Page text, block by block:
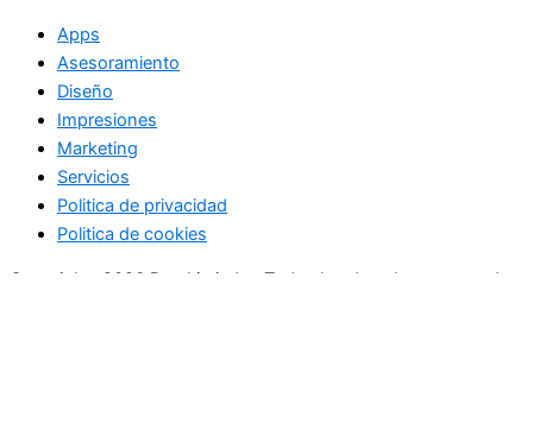
Apps
Asesoramiento
Diseño
Impresiones
Marketing
Servicios
Politica de privacidad
Politica de cookies
Copyright+2026 Dmultimieda.+Todos los derechos reservados